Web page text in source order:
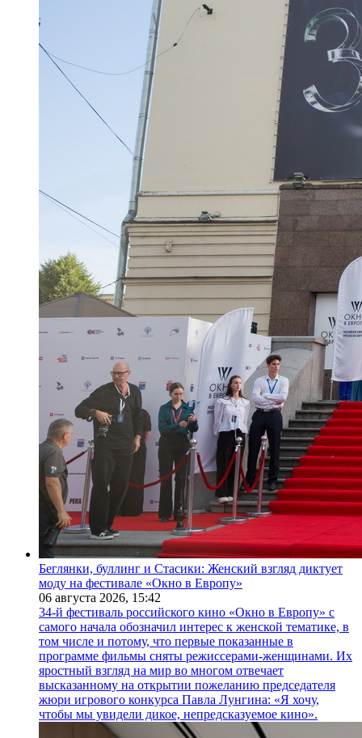
Беглянки, буллинг и Стасики: Женский взгляд диктует
моду на фестивале «Окно в Европу»
06 августа 2026, 15:42
34-й фестиваль российского кино «Окно в Европу» с
самого начала обозначил интерес к женской тематике, в
том числе и потому, что первые показанные в
программе фильмы сняты режиссерами-женщинами. Их
яростный взгляд на мир во многом отвечает
высказанному на открытии пожеланию председателя
жюри игрового конкурса Павла Лунгина: «Я хочу,
чтобы мы увидели дикое, непредсказуемое кино».